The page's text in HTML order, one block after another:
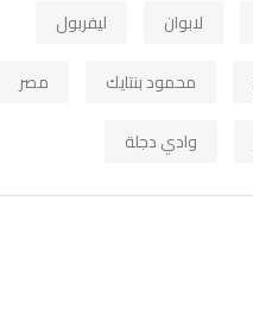
لابوان
ليفربول
محمود بنتايك
مصر
وادي دجلة